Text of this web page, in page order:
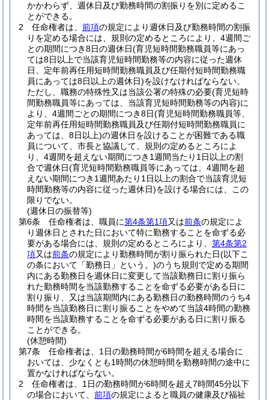
かかわらず、週休日及び勤務時間の割振りを別に定めるこ
とができる。
2
任命権者は、 前項の規定により週休日及び勤務時間の割振
りを定める場合には、規則の定めるところにより、4週間ご
との期間につき8日の週休日(育児短時間勤務職員等にあっ
ては8日以上で当該育児短時間勤務等の内容に従った週休
日、定年前再任用短時間勤務職員及び任期付短時間勤務職
員にあっては8日以上の週休日)を設けなければならない。
ただし、職務の特殊性又は当該公署の特殊の必要(育児短時
間勤務職員等にあっては、当該育児短時間勤務等の内容)に
より、4週間ごとの期間につき8日(育児短時間勤務職員等、
定年前再任用短時間勤務職員及び任期付短時間勤務職員に
あっては、8日以上)の週休日を設けることが困難である職
員について、市長と協議して、規則の定めるところによ
り、4週間を超えない期間につき1週間当たり1日以上の割
合で週休日(育児短時間勤務職員等にあっては、4週間を超
えない期間につき1週間あたり1日以上の割合で当該育児短
時間勤務等の内容に従った週休日)を設ける場合には、この
限りでない。
(週休日の振替等)
第6条
任命権者は、職員に第4条第1項又は前条の規定によ
り週休日とされた日において特に勤務することを命ずる必
要がある場合には、規則の定めるところにより、 第4条第2
項又は前条の規定により勤務時間が割り振られた日(以下こ
の条において「勤務日」という。)のうち規則で定める期間
内にある勤務日を週休日に変更して当該勤務日に割り振ら
れた勤務時間を当該勤務することを命ずる必要がある日に
割り振り、又は当該期間内にある勤務日の勤務時間のうち4
時間を当該勤務日に割り振ることをやめて当該4時間の勤務
時間を当該勤務することを命ずる必要がある日に割り振る
ことができる。
(休憩時間)
第7条
任命権者は、1日の勤務時間が6時間を超える場合に
おいては、少なくとも1時間の休憩時間を勤務時間の途中に
置かなければならない。
2
任命権者は、1日の勤務時間が6時間を超え7時間45分以下
の場合において、 前項の規定によると職員の健康及び福祉